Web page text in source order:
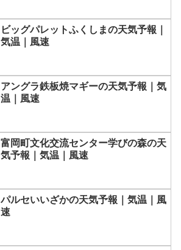
ビッグパレットふくしまの天気予報｜
気温｜風速
アングラ鉄板焼マギーの天気予報｜気
温｜風速
富岡町文化交流センター学びの森の天
気予報｜気温｜風速
パルセいいざかの天気予報｜気温｜風
速